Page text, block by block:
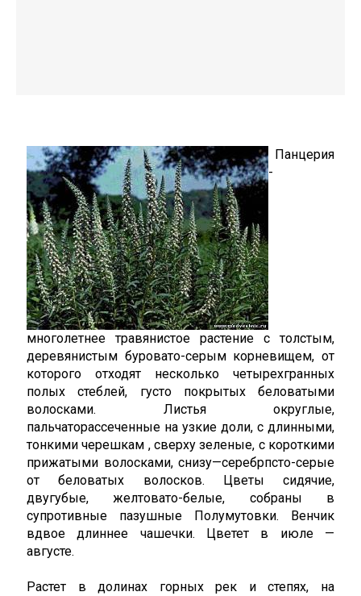
Панцерия
-
многолетнее травянистое растение с толстым,
деревянистым буровато-серым корневищем, от
которого отходят несколько четырехгранных
полых стеблей, густо покрытых беловатыми
волосками. Листья округлые,
пальчаторассеченные на узкие доли, с длинными,
тонкими черешкам , сверху зеленые, с короткими
прижатыми волосками, снизу—серебрпсто-серыe
от беловатых волосков. Цветы сидячие,
двугубые, желтовато-белые, собраны в
супротивные пазушные Полумутовки. Венчик
вдвое длиннее чашечки. Цветет в июле —
августе.
Растет в долинах горных рек и степях, на